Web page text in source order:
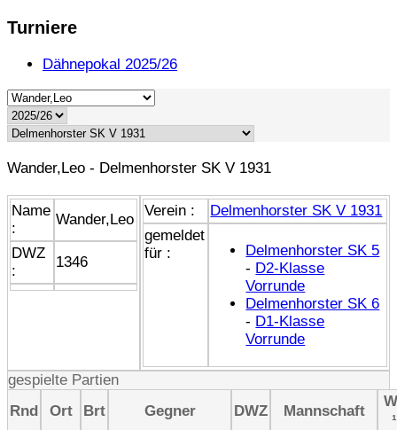
Turniere
Dähnepokal 2025/26
Wander,Leo - Delmenhorster SK V 1931
Name
:
Wander,Leo
DWZ
:
1346
Verein :
Delmenhorster SK V 1931
gemeldet
für :
Delmenhorster SK 5
- D2-Klasse
Vorrunde
Delmenhorster SK 6
- D1-Klasse
Vorrunde
gespielte Partien
Rnd
Ort Brt Gegner DWZ Mannschaft
W
¹